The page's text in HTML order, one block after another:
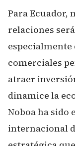
Para Ecuador,
relaciones
especialmente
comerciales
atraer
dinamice la
Noboa ha sido
internacional